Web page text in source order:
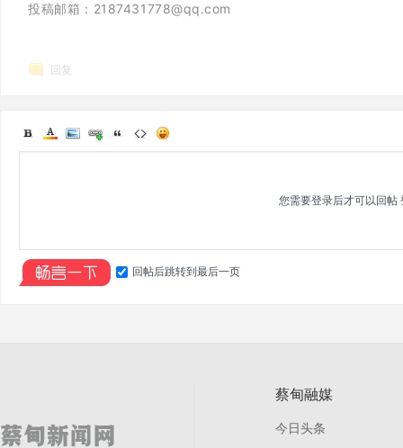
投稿邮箱：2187431778@qq.com
回复
您需要登录后才可以回帖
回帖后跳转到最后一页
蔡甸融媒
今日头条